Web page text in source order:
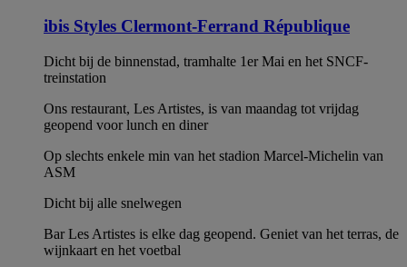
ibis Styles Clermont-Ferrand République
Dicht bij de binnenstad, tramhalte 1er Mai en het SNCF-
treinstation
Ons restaurant, Les Artistes, is van maandag tot vrijdag
geopend voor lunch en diner
Op slechts enkele min van het stadion Marcel-Michelin van
ASM
Dicht bij alle snelwegen
Bar Les Artistes is elke dag geopend. Geniet van het terras, de
wijnkaart en het voetbal